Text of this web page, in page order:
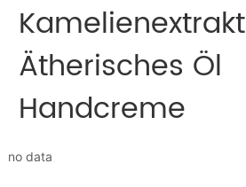
Kamelienextrakt
Ätherisches Öl
Handcreme
no data